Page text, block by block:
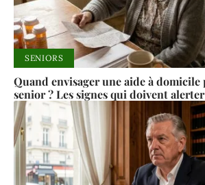
SENIORS
Quand envisager une aide à domicile
senior ? Les signes qui doivent alerter